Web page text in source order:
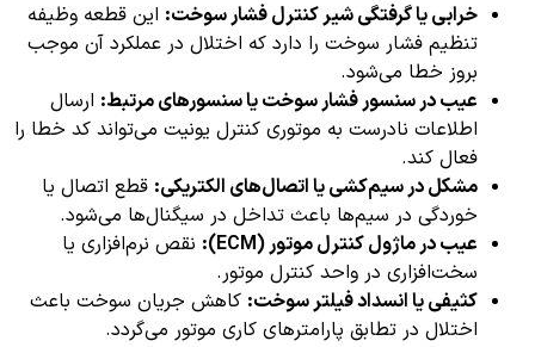
خرابی یا گرفتگی شیر کنترل فشار سوخت: این قطعه وظیفه
تنظیم فشار سوخت را دارد که اختلال در عملکرد آن موجب
بروز خطا می‌شود.
عیب در سنسور فشار سوخت یا سنسورهای مرتبط: ارسال
اطلاعات نادرست به موتوری کنترل یونیت می‌تواند کد خطا را
فعال کند.
مشکل در سیم‌کشی یا اتصال‌های الکتریکی: قطع اتصال یا
خوردگی در سیم‌ها باعث تداخل در سیگنال‌ها می‌شود.
عیب در ماژول کنترل موتور (ECM):
نقص نرم‌افزاری یا
سخت‌افزاری در واحد کنترل موتور.
کثیفی یا انسداد فیلتر سوخت: کاهش جریان سوخت باعث
اختلال در تطابق پارامترهای کاری موتور می‌گردد.